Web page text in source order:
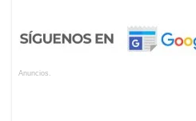
Anuncios.